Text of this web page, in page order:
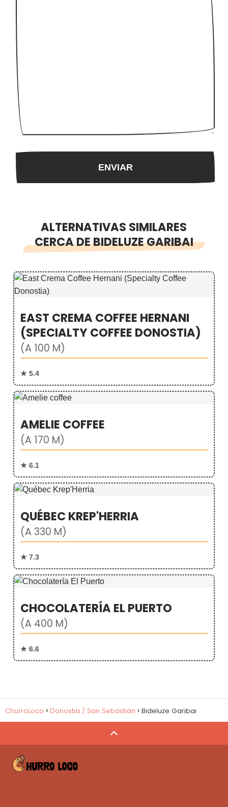
ALTERNATIVAS SIMILARES
CERCA DE BIDELUZE GARIBAI
EAST CREMA COFFEE HERNANI
(SPECIALTY COFFEE DONOSTIA)
(A 100 M)
★ 5.4
AMELIE COFFEE
(A 170 M)
★ 6.1
QUÉBEC KREP'HERRIA
(A 330 M)
★ 7.3
CHOCOLATERÍA EL PUERTO
(A 400 M)
★ 6.6
ChurroLoco Donostia / San Sebastián Bideluze Garibai